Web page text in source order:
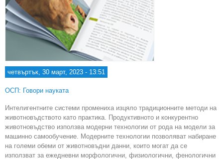
четвъртък, 30 март, 2023 - 13:51
ОСП: Говори науката
Интелигентните системи промениха изцяло традиционните методи на
животновъдството като практика. Продуктивното и конкурентно
животновъдство използва модерни технологии от рода на модели за
машинно самообучение. Модерните технологии позволяват набиране
на големи обеми от животновъдни данни, които могат да се
използват за ежедневни морфологични, физиологични, фенологични